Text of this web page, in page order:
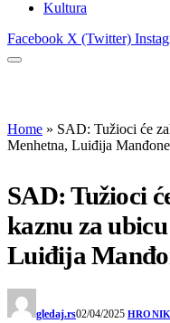
Kultura
Facebook X (Twitter)
Home » SAD: Tužioci će
Menhetna, Luiđija
SAD: Tužioci
kaznu za
Luiđija
gledaj.rs02/04/2025